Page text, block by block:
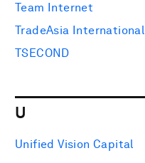
Team Internet
TradeAsia International
TSECOND
U
Unified Vision Capital